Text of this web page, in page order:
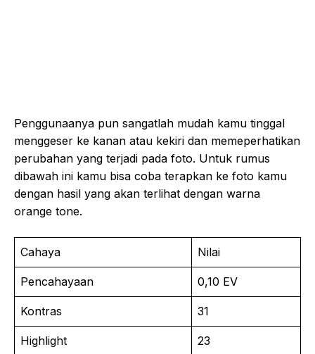
Penggunaanya pun sangatlah mudah kamu tinggal
menggeser ke kanan atau kekiri dan memeperhatikan
perubahan yang terjadi pada foto. Untuk rumus
dibawah ini kamu bisa coba terapkan ke foto kamu
dengan hasil yang akan terlihat dengan warna
orange tone.
Cahaya Nilai
Pencahayaan 0,10 EV
Kontras 31
Highlight 23